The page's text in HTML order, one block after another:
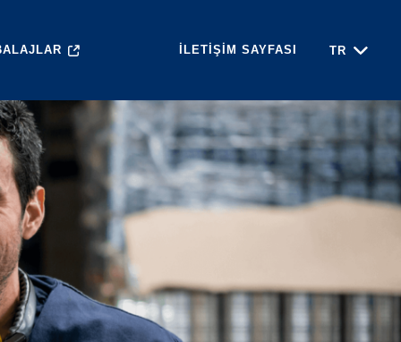
İLETIŞIM SAYFASI TR